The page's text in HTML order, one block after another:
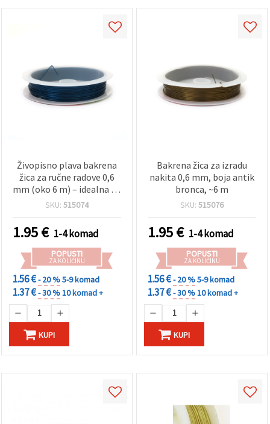
Živopisno plava bakrena
žica za ručne radove 0,6
mm (oko 6 m) – idealna za
izradu nakita, cvjetne
dekoracije
SKU: 515074
1.95€ 1-4 komad
POPUSTI
ZA KOLIČINU
1.56 €- 20 %5-9 komad
1.37 €- 30 %10 komad +
KUPI
Bakrena žica za izradu
nakita 0,6 mm, boja antik
bronca, ~6 m
SKU: 515076
1.95€ 1-4 komad
POPUSTI
ZA KOLIČINU
1.56 €- 20 %5-9 komad
1.37 €- 30 %10 komad +
KUPI